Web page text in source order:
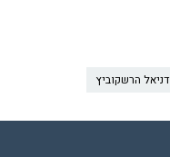
דניאל הרשקוביץ